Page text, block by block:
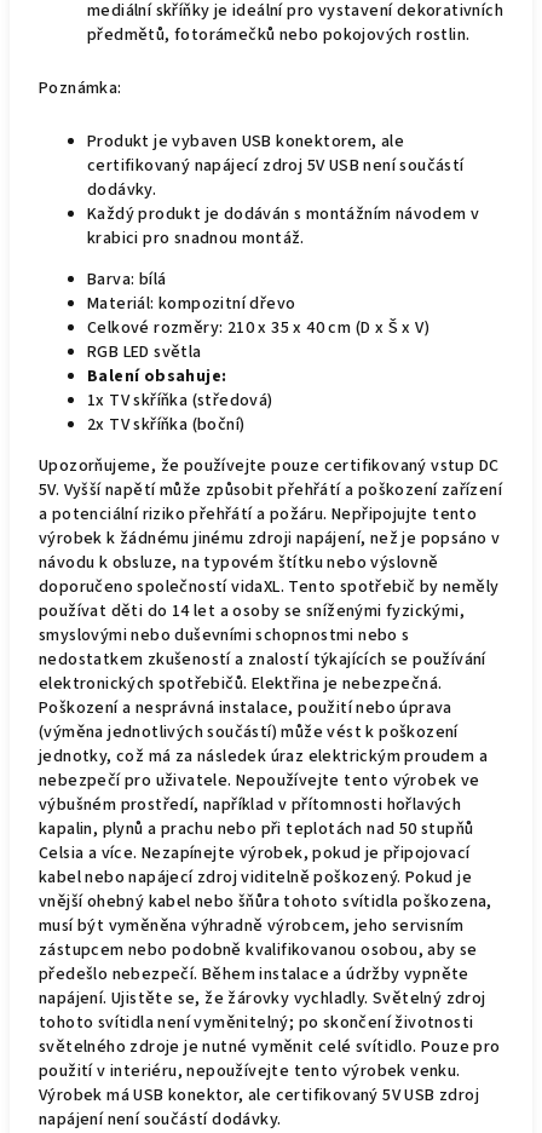
mediální skříňky je ideální pro vystavení dekorativních
předmětů, fotorámečků nebo pokojových rostlin.
Poznámka:
Produkt je vybaven USB konektorem, ale
certifikovaný napájecí zdroj 5V USB není součástí
dodávky.
Každý produkt je dodáván s montážním návodem v
krabici pro snadnou montáž.
Barva: bílá
Materiál: kompozitní dřevo
Celkové rozměry: 210 x 35 x 40 cm (D x Š x V)
RGB LED světla
Balení obsahuje:
1x TV skříňka (středová)
2x TV skříňka (boční)
Upozorňujeme, že používejte pouze certifikovaný vstup DC
5V. Vyšší napětí může způsobit přehřátí a poškození zařízení
a potenciální riziko přehřátí a požáru. Nepřipojujte tento
výrobek k žádnému jinému zdroji napájení, než je popsáno v
návodu k obsluze, na typovém štítku nebo výslovně
doporučeno společností vidaXL. Tento spotřebič by neměly
používat děti do 14 let a osoby se sníženými fyzickými,
smyslovými nebo duševními schopnostmi nebo s
nedostatkem zkušeností a znalostí týkajících se používání
elektronických spotřebičů. Elektřina je nebezpečná.
Poškození a nesprávná instalace, použití nebo úprava
(výměna jednotlivých součástí) může vést k poškození
jednotky, což má za následek úraz elektrickým proudem a
nebezpečí pro uživatele. Nepoužívejte tento výrobek ve
výbušném prostředí, například v přítomnosti hořlavých
kapalin, plynů a prachu nebo při teplotách nad 50 stupňů
Celsia a více. Nezapínejte výrobek, pokud je připojovací
kabel nebo napájecí zdroj viditelně poškozený. Pokud je
vnější ohebný kabel nebo šňůra tohoto svítidla poškozena,
musí být vyměněna výhradně výrobcem, jeho servisním
zástupcem nebo podobně kvalifikovanou osobou, aby se
předešlo nebezpečí. Během instalace a údržby vypněte
napájení. Ujistěte se, že žárovky vychladly. Světelný zdroj
tohoto svítidla není vyměnitelný; po skončení životnosti
světelného zdroje je nutné vyměnit celé svítidlo. Pouze pro
použití v interiéru, nepoužívejte tento výrobek venku.
Výrobek má USB konektor, ale certifikovaný 5V USB zdroj
napájení není součástí dodávky.